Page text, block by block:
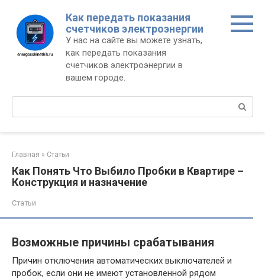
контенту
Как передать показания
счетчиков электроэнергии
У нас на сайте вы можете узнать,
как передать показания
счетчиков электроэнергии в
вашем городе.
Поиск:
Главная » Статьи
Как Понять Что Выбило Пробки в Квартире –
Конструкция и назначение
Статьи
Возможные причины срабатывания
Причин отключения автоматических выключателей и
пробок, если они не имеют установленной рядом